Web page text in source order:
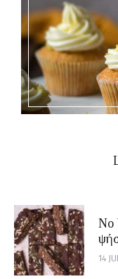
No
14